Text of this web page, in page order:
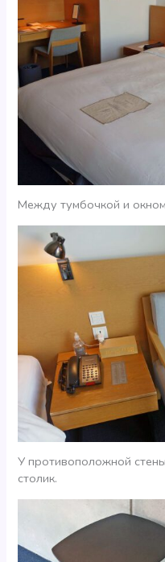
Между тумбочкой и
У противоположной
столик.